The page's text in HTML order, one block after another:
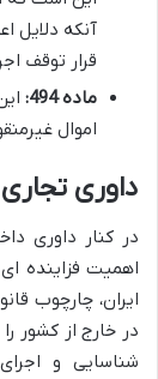
آنکه دلایل
قرار توقف
ماده 494:
اموال
داوری تجاری
در کنار داوری
اهمیت فزاینده
ایران، چارچوب
در خارج از کشور
شناسایی و